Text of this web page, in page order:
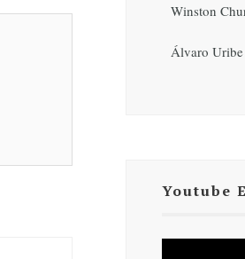
Winston
Álvaro Uribe
Youtube